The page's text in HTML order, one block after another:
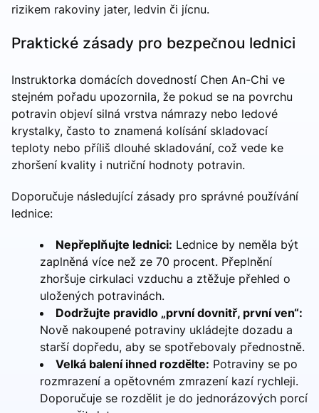
rizikem rakoviny jater, ledvin či jícnu.
Praktické zásady pro bezpečnou lednici
Instruktorka domácích dovedností Chen An-Chi ve
stejném pořadu upozornila, že pokud se na povrchu
potravin objeví silná vrstva námrazy nebo ledové
krystalky, často to znamená kolísání skladovací
teploty nebo příliš dlouhé skladování, což vede ke
zhoršení kvality i nutriční hodnoty potravin.
Doporučuje následující zásady pro správné používání
lednice:
Nepřeplňujte lednici: Lednice by neměla být
zaplněná více než ze 70 procent. Přeplnění
zhoršuje cirkulaci vzduchu a ztěžuje přehled o
uložených potravinách.
Dodržujte pravidlo „první dovnitř, první ven“:
Nově nakoupené potraviny ukládejte dozadu a
starší dopředu, aby se spotřebovaly přednostně.
Velká balení ihned rozdělte: Potraviny se po
rozmrazení a opětovném zmrazení kazí rychleji.
Doporučuje se rozdělit je do jednorázových porcí